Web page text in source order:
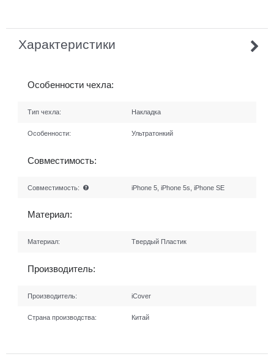
Характеристики
Особенности чехла:
Тип чехла: Накладка
Особенности: Ультратонкий
Совместимость:
Совместимость: iPhone 5, iPhone 5s, iPhone SE
Материал:
Материал: Твердый Пластик
Производитель:
Производитель: iCover
Страна производства: Китай